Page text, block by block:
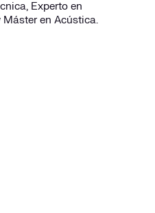
Experto en
en Acústica.